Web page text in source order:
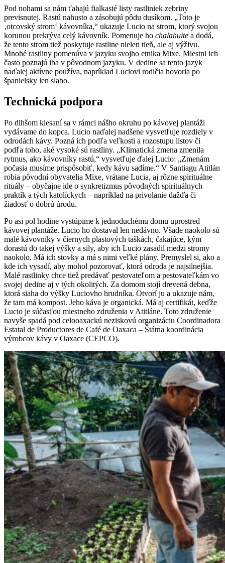
Pod nohami sa nám ťahajú fialkasté listy rastliniek zebriny
previsnutej. Rastú nahusto a zásobujú pôdu dusíkom. „Toto je
‚otcovský strom‘ kávovníka,“ ukazuje Lucio na strom, ktorý svojou
korunou prekrýva celý kávovník. Pomenuje ho chalahuite a dodá,
že tento strom tiež poskytuje rastline nielen tieň, ale aj výživu.
Mnohé rastliny pomenúva v jazyku svojho etnika Mixe. Miestni ich
často poznajú iba v pôvodnom jazyku. V dedine sa tento jazyk
naďalej aktívne používa, napríklad Luciovi rodičia hovoria po
španielsky len slabo.
Technická podpora
Po dlhšom klesaní sa v rámci nášho okruhu po kávovej plantáži
vydávame do kopca. Lucio naďalej nadšene vysvetľuje rozdiely v
odrodách kávy. Pozná ich podľa veľkosti a rozostupu listov či
podľa toho, aké vysoké sú rastliny. „Klimatická zmena zmenila
rytmus, ako kávovníky rastú,“ vysvetľuje ďalej Lucio: „Zmenám
počasia musíme prispôsobiť, kedy kávu sadíme.“ V Santiagu Atitlán
robia pôvodní obyvatelia Mixe, vrátane Lucia, aj rôzne spirituálne
rituály – obyčajne ide o synkretizmus pôvodných spirituálnych
praktík a tých katolíckych – napríklad na privolanie dažďa či
žiadosť o dobrú úrodu.
Po asi pol hodine vystúpime k jednoduchému domu uprostred
kávovej plantáže. Lucio ho dostaval len nedávno. Všade naokolo sú
malé kávovníky v čiernych plastových taškách, čakajúce, kým
dorastú do takej výšky a sily, aby ich Lucio zasadil medzi stromy
naokolo. Má ich stovky a má s nimi veľké plány. Premyslel si, ako a
kde ich vysadí, aby mohol pozorovať, ktorá odroda je najsilnejšia.
Malé rastlinky chce tiež predávať pestovateľom a pestovateľkám vo
svojej dedine aj v tých okolitých. Za domom stojí drevená debna,
ktorá siaha do výšky Luciovho hrudníka. Otvorí ju a ukazuje nám,
že tam má kompost. Jeho káva je organická. Má aj certifikát, keďže
Lucio je súčasťou miestneho združenia v Atitláne. Toto združenie
navyše spadá pod celooaxackú neziskovú organizáciu Coordinadora
Estatal de Productores de Café de Oaxaca – Štátna koordinácia
výrobcov kávy v Oaxace (CEPCO).